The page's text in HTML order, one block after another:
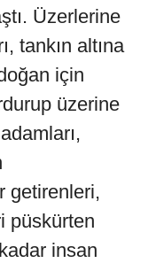
Üzerlerine
tankın altına
için
üzerine
getirenleri,
püskürten
insan